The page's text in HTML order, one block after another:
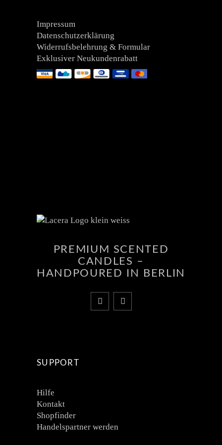
Impressum
Datenschutzerklärung
Widerrufsbelehrung & Formular
Exklusiver Neukundenrabatt
PREMIUM SCENTED
CANDLES –
HANDPOURED IN BERLIN
SUPPORT
Hilfe
Kontakt
Shopfinder
Handelspartner werden